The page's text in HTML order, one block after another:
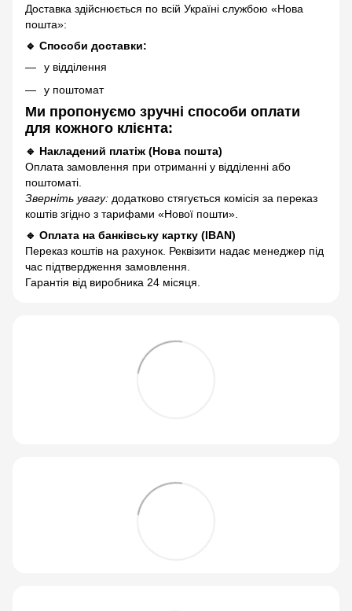
Доставка здійснюється по всій Україні службою «Нова
пошта»:
🔹 Способи доставки:
у відділення
у поштомат
Ми пропонуємо зручні способи оплати
для кожного клієнта:
🔹 Накладений платіж (Нова пошта)
Оплата замовлення при отриманні у відділенні або
поштоматі.
Зверніть увагу: додатково стягується комісія за переказ
коштів згідно з тарифами «Нової пошти».
🔹 Оплата на банківську картку (IBAN)
Переказ коштів на рахунок. Реквізити надає менеджер під
час підтвердження замовлення.
Гарантія від виробника 24 місяця.